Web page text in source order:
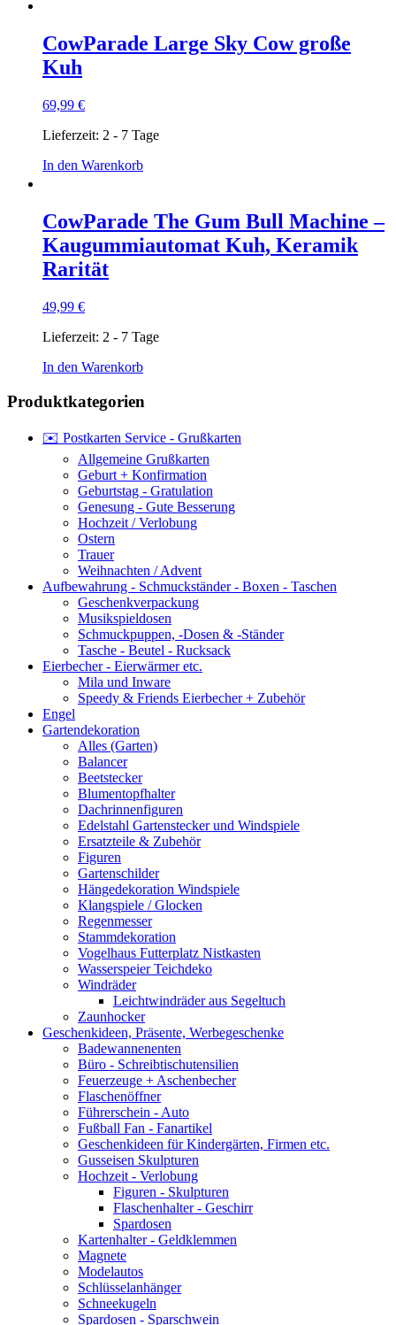
CowParade Large Sky Cow große
Kuh
69,99 €
Lieferzeit: 2 - 7 Tage
In den Warenkorb
CowParade The Gum Bull Machine –
Kaugummiautomat Kuh, Keramik
Rarität
49,99 €
Lieferzeit: 2 - 7 Tage
In den Warenkorb
Produktkategorien
✉️ Postkarten Service - Grußkarten
Allgemeine Grußkarten
Geburt + Konfirmation
Geburtstag - Gratulation
Genesung - Gute Besserung
Hochzeit / Verlobung
Ostern
Trauer
Weihnachten / Advent
Aufbewahrung - Schmuckständer - Boxen - Taschen
Geschenkverpackung
Musikspieldosen
Schmuckpuppen, -Dosen & -Ständer
Tasche - Beutel - Rucksack
Eierbecher - Eierwärmer etc.
Mila und Inware
Speedy & Friends Eierbecher + Zubehör
Engel
Gartendekoration
Alles (Garten)
Balancer
Beetstecker
Blumentopfhalter
Dachrinnenfiguren
Edelstahl Gartenstecker und Windspiele
Ersatzteile & Zubehör
Figuren
Gartenschilder
Hängedekoration Windspiele
Klangspiele / Glocken
Regenmesser
Stammdekoration
Vogelhaus Futterplatz Nistkasten
Wasserspeier Teichdeko
Windräder
Leichtwindräder aus Segeltuch
Zaunhocker
Geschenkideen, Präsente, Werbegeschenke
Badewannenenten
Büro - Schreibtischutensilien
Feuerzeuge + Aschenbecher
Flaschenöffner
Führerschein - Auto
Fußball Fan - Fanartikel
Geschenkideen für Kindergärten, Firmen etc.
Gusseisen Skulpturen
Hochzeit - Verlobung
Figuren - Skulpturen
Flaschenhalter - Geschirr
Spardosen
Kartenhalter - Geldklemmen
Magnete
Modelautos
Schlüsselanhänger
Schneekugeln
Spardosen - Sparschwein